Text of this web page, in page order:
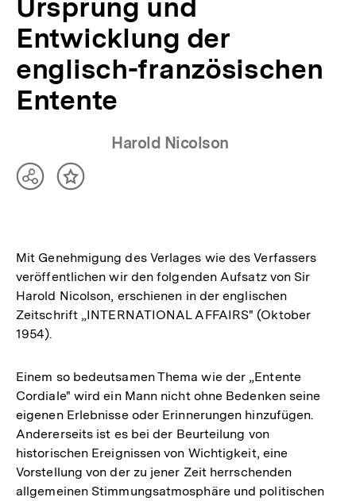
Ursprung und
Entwicklung der
englisch-französischen
Entente
Harold Nicolson
TeilenInhalt
Mit Genehmigung des Verlages wie des Verfassers
veröffentlichen wir den folgenden Aufsatz von Sir
Harold Nicolson, erschienen in der englischen
Zeitschrift „INTERNATIONAL AFFAIRS" (Oktober
1954).
Einem so bedeutsamen Thema wie der „Entente
Cordiale" wird ein Mann nicht ohne Bedenken seine
eigenen Erlebnisse oder Erinnerungen hinzufügen.
Andererseits ist es bei der Beurteilung von
historischen Ereignissen von Wichtigkeit, eine
Vorstellung von der zu jener Zeit herrschenden
allgemeinen Stimmungsatmosphäre und politischen